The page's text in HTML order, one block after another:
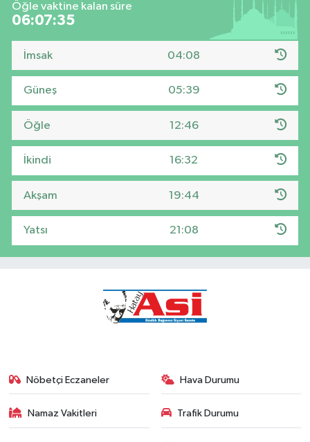
Öğle vaktine kalan süre
06:07:34
İmsak 04:08
Güneş 05:39
Öğle 12:46
İkindi 16:32
Akşam 19:44
Yatsı 21:08
Nöbetçi Eczaneler Hava Durumu
Namaz Vakitleri Trafik Durumu